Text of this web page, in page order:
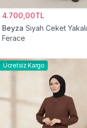
4.700,00TL
Beyza Siyah Ceket Yakalı
Ferace
Ücretsiz Kargo